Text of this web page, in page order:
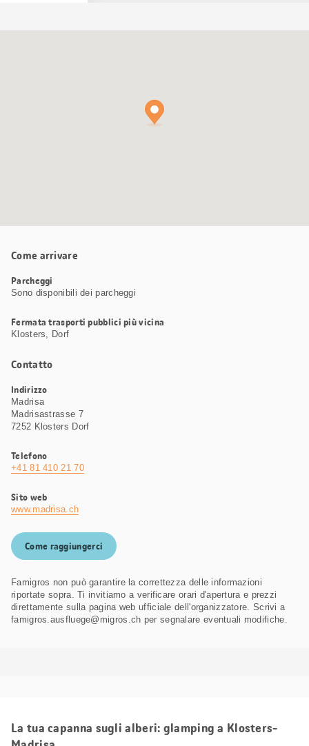
Come arrivare
Parcheggi
Sono disponibili dei parcheggi
Fermata trasporti pubblici più vicina
Klosters, Dorf
Contatto
Indirizzo
Madrisa
Madrisastrasse 7
7252 Klosters Dorf
Telefono
+41 81 410 21 70
Sito web
www.madrisa.ch
Come raggiungerci
Famigros non può garantire la correttezza delle informazioni
riportate sopra. Ti invitiamo a verificare orari d'apertura e prezzi
direttamente sulla pagina web ufficiale dell'organizzatore. Scrivi a
famigros.ausfluege@migros.ch per segnalare eventuali modifiche.
La tua capanna sugli alberi: glamping a Klosters-